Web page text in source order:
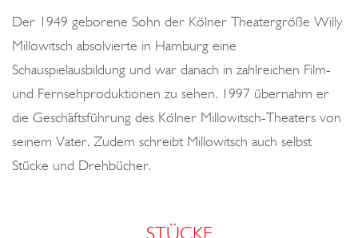
n
Der 1949 geborene Sohn der Kölner Theatergröße Willy
Millowitsch absolvierte in Hamburg eine
Schauspielausbildung und war danach in zahlreichen Film-
und Fernsehproduktionen zu sehen. 1997 übernahm er
die Geschäftsführung des Kölner Millowitsch-Theaters von
seinem Vater. Zudem schreibt Millowitsch auch selbst
Stücke und Drehbücher.
STÜCKE